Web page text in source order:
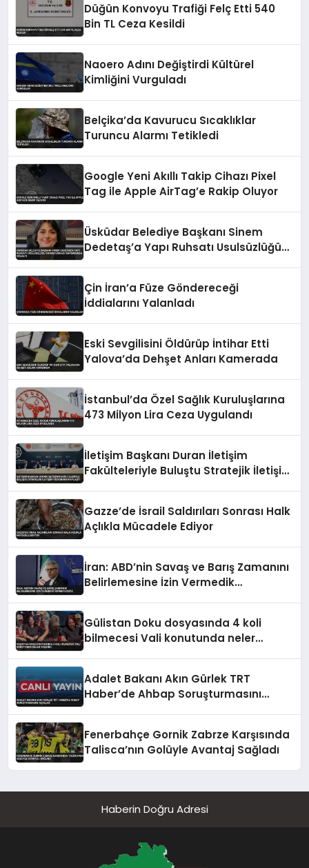
Düğün Konvoyu Trafiği Felç Etti 540
Bin TL Ceza Kesildi
Naoero Adını Değiştirdi Kültürel
Kimliğini Vurguladı
Belçika’da Kavurucu Sıcaklıklar
Turuncu Alarmı Tetikledi
Google Yeni Akıllı Takip Cihazı Pixel
Tag ile Apple AirTag’e Rakip Oluyor
Üsküdar Belediye Başkanı Sinem
Dedetaş’a Yapı Ruhsatı Usulsüzlüğü
Çin İran’a Füze Göndereceği
İddialarını Yalanladı
Eski Sevgilisini Öldürüp İntihar Etti
Yalova’da Dehşet Anları Kamerada
İstanbul’da Özel Sağlık Kuruluşlarına
473 Milyon Lira Ceza Uygulandı
İletişim Başkanı Duran İletişim
Fakülteleriyle Buluştu Stratejik İletişim
Gazze’de İsrail Saldırıları Sonrası Halk
Açlıkla Mücadele Ediyor
İran: ABD’nin Savaş ve Barış Zamanını
Belirlemesine İzin Vermedik
Gülistan Doku dosyasında 4 koli
bilmecesi Vali konutunda neler
Adalet Bakanı Akın Gürlek TRT
Haber’de Ahbap Soruşturmasını
Fenerbahçe Gornik Zabrze Karşısında
Talisca’nın Golüyle Avantaj Sağladı
Haberin Doğru Adresi